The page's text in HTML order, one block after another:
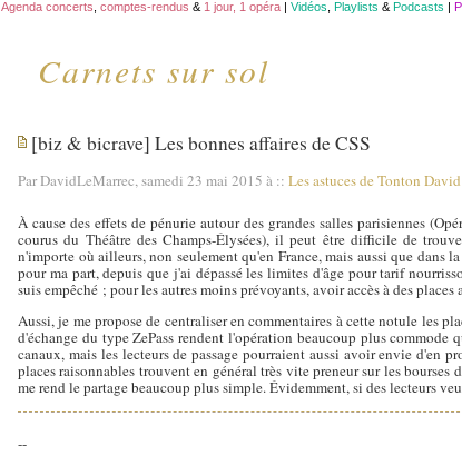
Carnets sur sol
Agenda concerts comptes-rendus & 1 jour, 1 opéra | Vidéos Playlists & Podcasts |
[biz & bicrave] Les bonnes affaires de CSS
Par DavidLeMarrec, samedi 23 mai 2015 à :: Les astuces de Tonton David
À cause des effets de pénurie autour des grandes salles parisiennes
courus du Théâtre des Champs-Élysées), il peut être difficile de
n'importe où ailleurs, non seulement qu'en France, mais aussi que
pour ma part, depuis que j'ai dépassé les limites d'âge pour tarif
suis empêché ; pour les autres moins prévoyants, avoir accès à des
Aussi, je me propose de centraliser en commentaires à cette notule les
d'échange du type ZePass rendent l'opération beaucoup plus commode
canaux, mais les lecteurs de passage pourraient aussi avoir envie d'en
places raisonnables trouvent en général très vite preneur sur les
me rend le partage beaucoup plus simple. Évidemment, si des lecteurs
--